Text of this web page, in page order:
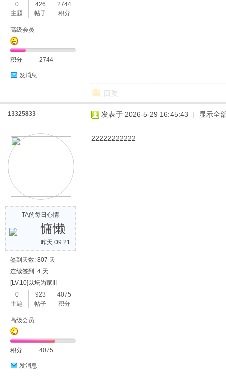
0
主题
426
帖子
2744
积分
高级会员
积分 2744
发消息
回复
13325833
TA的每日心情
慵懒
昨天 09:21
签到天数: 807 天
连续签到: 4 天
[LV.10]以坛为家III
0
主题
923
帖子
4075
积分
高级会员
积分 4075
发消息
发表于 2026-5-29 16:45:43 | 显示全
22222222222